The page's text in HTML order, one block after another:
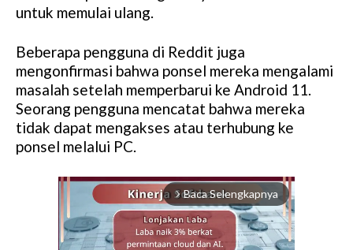
untuk memulai ulang.
Beberapa pengguna di Reddit juga
mengonfirmasi bahwa ponsel mereka mengalami
masalah setelah memperbarui ke Android 11.
Seorang pengguna mencatat bahwa mereka
tidak dapat mengakses atau terhubung ke
ponsel melalui PC.
arrow_forward_ios Baca Selengkapnya